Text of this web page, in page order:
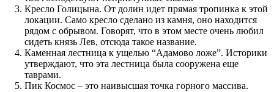
Кресло Голицына. От долин идет прямая тропинка к этой
локации. Само кресло сделано из камня, оно находится
рядом с обрывом. Говорят, что в этом месте очень любил
сидеть князь Лев, отсюда такое название.
Каменная лестница к ущелью “Адамово ложе”. Историки
утверждают, что эта лестница была сооружена еще
таврами.
Пик Космос – это наивысшая точка горного массива.